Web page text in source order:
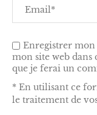
Enregistrer mon
mon site web
que je ferai un
* En utilisant ce
le traitement de